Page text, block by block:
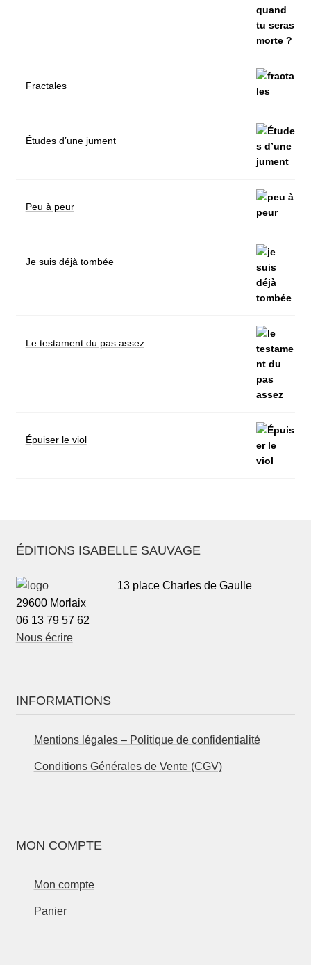
Fractales
Études d’une jument
Peu à peur
Je suis déjà tombée
Le testament du pas assez
Épuiser le viol
ÉDITIONS ISABELLE SAUVAGE
13 place Charles de Gaulle
29600 Morlaix
06 13 79 57 62
Nous écrire
INFORMATIONS
Mentions légales – Politique de confidentialité
Conditions Générales de Vente (CGV)
MON COMPTE
Mon compte
Panier